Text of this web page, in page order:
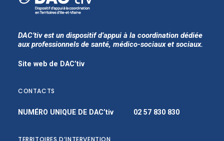
DAC’tiv est un dispositif d’appui à la coordination dédiée
aux professionnels de santé, médico-sociaux et sociaux.
Site web de DAC’tiv
CONTACTS
NUMÉRO UNIQUE DE DAC’tiv 02 57 830 830
TERRITOIRES D’INTERVENTION